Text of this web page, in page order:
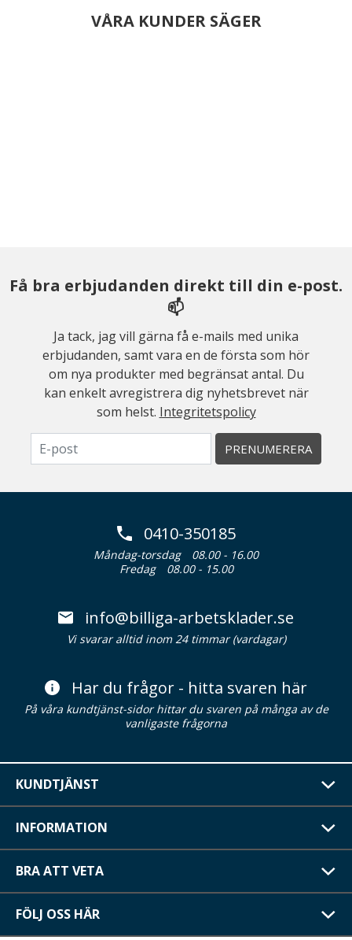
VÅRA KUNDER SÄGER
Få bra erbjudanden direkt till din e-post.
📫
Ja tack, jag vill gärna få e-mails med unika
erbjudanden, samt vara en de första som hör
om nya produkter med begränsat antal. Du
kan enkelt avregistrera dig nyhetsbrevet när
som helst. Integritetspolicy
PRENUMERERA
0410-350185
Måndag-torsdag
08.00 - 16.00
Fredag
08.00 - 15.00
info@billiga-arbetsklader.se
Vi svarar alltid inom 24 timmar (vardagar)
Har du frågor - hitta svaren här
På våra kundtjänst-sidor hittar du svaren på många av de
vanligaste frågorna
KUNDTJÄNST
INFORMATION
BRA ATT VETA
FÖLJ OSS HÄR